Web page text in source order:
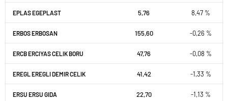
EPLAS EGEPLAST 5,76 8,47 %
ERBOS ERBOSAN 155,60 -0,26 %
ERCB ERCIYAS CELIK BORU 47,76 -0,08 %
EREGL EREGLI DEMIR CELIK 41,42 -1,33 %
ERSU ERSU GIDA 22,70 -1,13 %